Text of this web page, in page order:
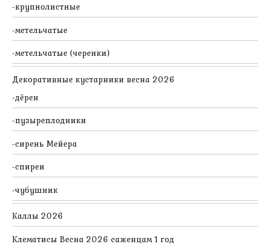
крупнолистные
метельчатые
метельчатые (черенки)
Декоративные кустарники весна 2026
дёрен
пузыреплодники
сирень Мейера
спиреи
чубушник
Каллы 2026
Клематисы Весна 2026 саженцам 1 год